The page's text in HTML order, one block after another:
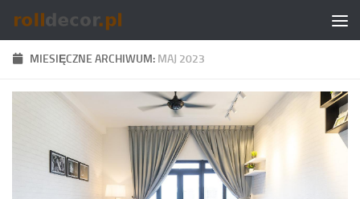
Skip to content
MIESIĘCZNE ARCHIWUM: MAJ 2023